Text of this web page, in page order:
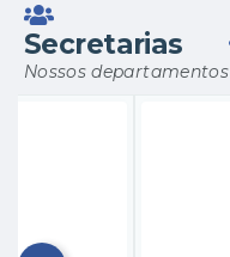
Secretarias
Nossos departamentos